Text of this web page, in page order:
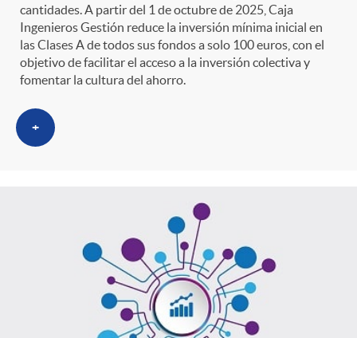
cantidades. A partir del 1 de octubre de 2025, Caja
Ingenieros Gestión reduce la inversión mínima inicial en
las Clases A de todos sus fondos a solo 100 euros, con el
objetivo de facilitar el acceso a la inversión colectiva y
fomentar la cultura del ahorro.
+